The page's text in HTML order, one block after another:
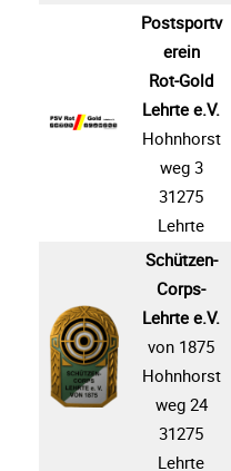
Postsportv
erein
Rot-Gold
Lehrte e.V.
Hohnhorst
weg 3
31275
Lehrte
Schützen-
Corps-
Lehrte e.V.
von 1875
Hohnhorst
weg 24
31275
Lehrte